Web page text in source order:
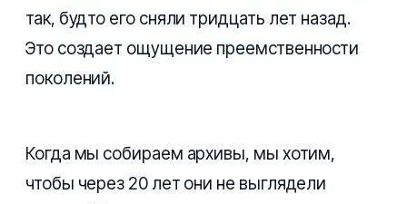
так, будто его сняли тридцать лет назад.
Это создает ощущение преемственности
поколений.
Когда мы собираем архивы, мы хотим,
чтобы через 20 лет они не выглядели